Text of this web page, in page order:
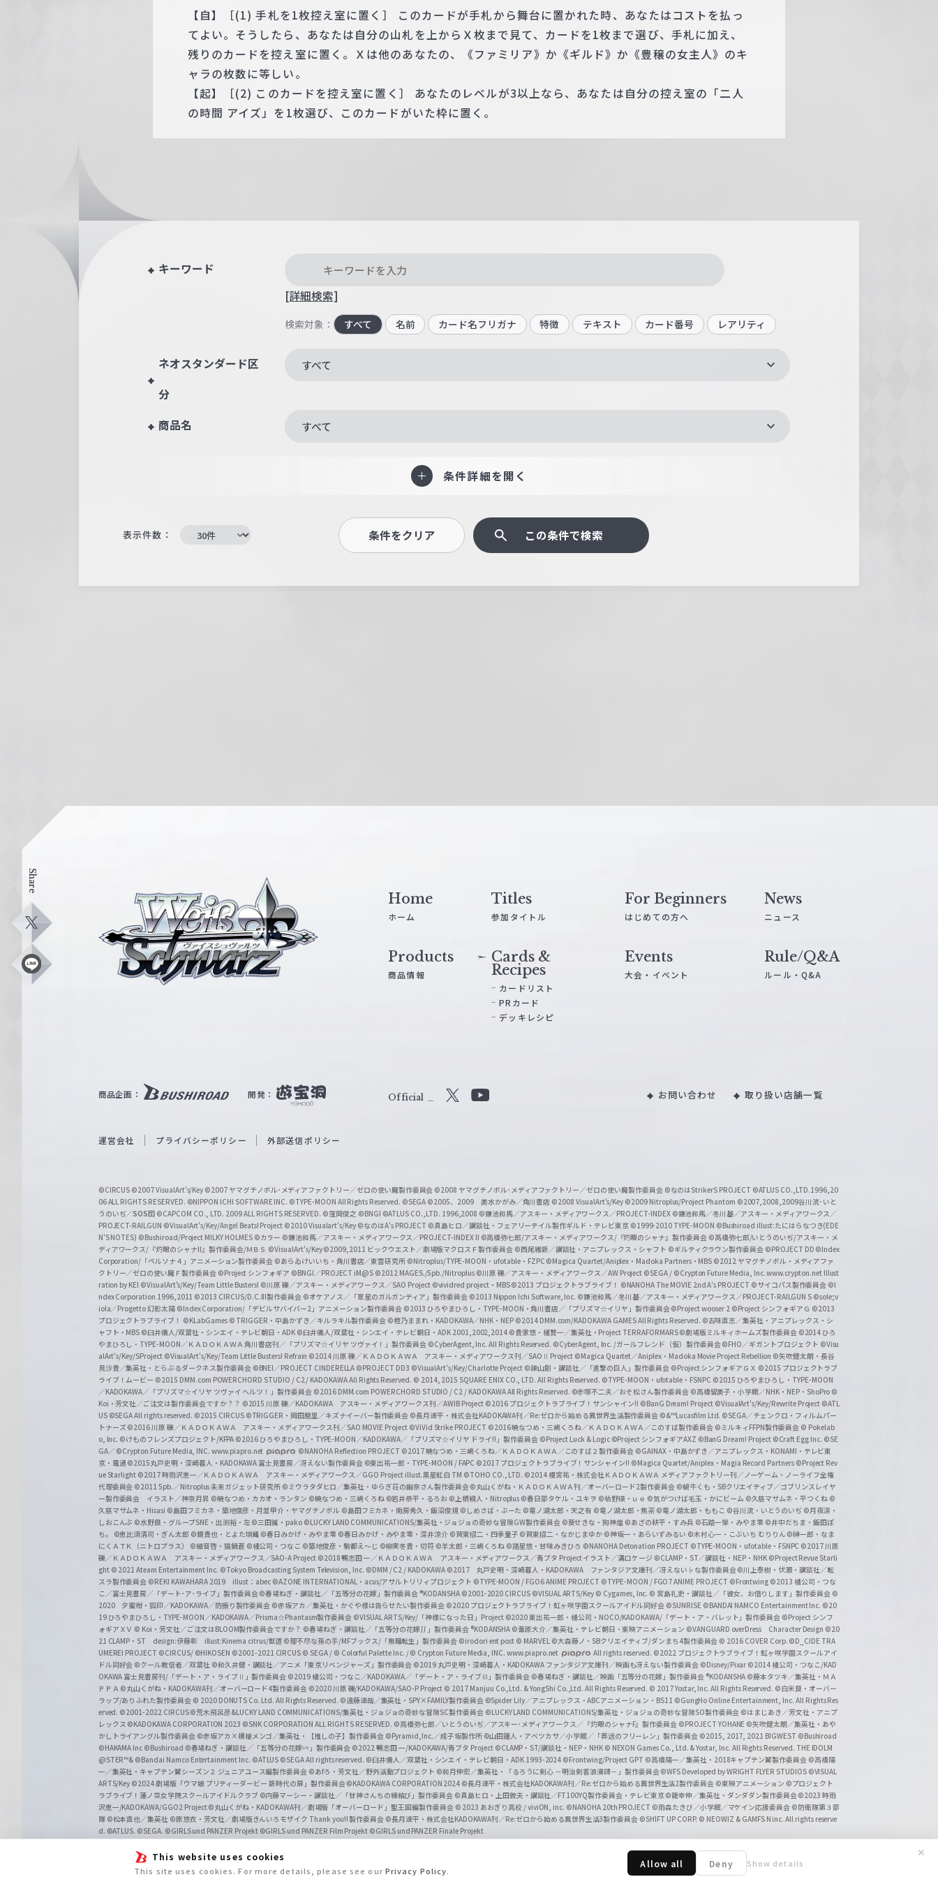
This website uses cookies
This site uses cookies. For more details, please see ourPrivacy Policy.
Allow all Deny Show details
✕
【自】［(1) 手札を1枚控え室に置く］ このカードが手札から舞台に置かれた時、あなたはコストを払っ
てよい。そうしたら、あなたは自分の山札を上からＸ枚まで見て、カードを1枚まで選び、手札に加え、
残りのカードを控え室に置く。Ｘは他のあなたの、《ファミリア》か《ギルド》か《豊穣の女主人》のキ
ャラの枚数に等しい。
【起】［(2) このカードを控え室に置く］ あなたのレベルが3以上なら、あなたは自分の控え室の「二人
の時間 アイズ」を1枚選び、このカードがいた枠に置く。
キーワード
[詳細検索]
検索対象： すべて 名前 カード名フリガナ 特徴 テキスト カード番号 レアリティ
ネオスタンダード区
分
すべて
商品名 すべて
条件詳細を開く
表示件数： 条件をクリア この条件で検索
Share
X
L
ス
W
i
c
h
w
a
r
z
Home
ホーム
Titles
参加タイトル
For Beginners
はじめての方へ
News
ニュース
Products
商品情報
Cards &
Recipes
カードリスト
PRカード
デッキレシピ
Events
大会・イベント
Rule/Q&A
ルール・Q&A
商品企画： 開発： Official
Y
b
e
O
f
f
i
c
i
a
l
C
h
a
n
n
e
l
お問い合わせ 取り扱い店舗一覧
運営会社 プライバシーポリシー 外部送信ポリシー
©CIRCUS ©2007 VisualArt's/Key ©2007 ヤマグチノボル･メディアファクトリー／ゼロの使い魔製作委員会 ©2008 ヤマグチノボル･メディアファクトリー／ゼロの使い魔製作委員会 ©なのはStrikerS PROJECT ©ATLUS CO.,LTD.1996,20
06 ALL RIGHTS RESERVED. ©NIPPON ICHI SOFTWARE INC. ©TYPE-MOON All Rights Reserved. ©SEGA ©2005、2009 美水かがみ／角川書店 ©2008 VisualArt's/Key ©2009 Nitroplus/Project Phantom ©2007,2008,2009谷川流･いと
うのいぢ／SOS団 ©CAPCOM CO., LTD. 2009 ALL RIGHTS RESERVED. ©窪岡俊之 ©BNGI ©ATLUS CO.,LTD. 1996,2008 ©鎌池和馬／アスキー・メディアワークス／PROJECT-INDEX ©鎌池和馬／冬川基／アスキー・メディアワークス／
PROJECT-RAILGUN ©VisualArt's/Key/Angel Beats! Project ©2010 Visualart's/Key ©なのはA's PROJECT ©真島ヒロ／講談社・フェアリーテイル製作ギルド・テレビ東京 ©1999-2010 TYPE-MOON ©Bushiroad illust:たにはらなつき(EDE
N'S NOTES) ©Bushiroad/Project MILKY HOLMES ©カラー ©鎌池和馬／アスキー・メディアワークス／PROJECT-INDEX II ©高橋弥七郎/アスキー・メディアワークス/『灼眼のシャナ』製作委員会 ©高橋弥七郎/いとうのいぢ/アスキー・メ
ディアワークス/『灼眼のシャナII』製作委員会/ＭＢＳ ©VisualArt's/Key©2009,2011 ビックウエスト／劇場版マクロスＦ製作委員会 ©西尾維新／講談社・アニプレックス・シャフト ©ギルティクラウン製作委員会 ©PROJECT DD ©Index
Corporation/「ペルソナ４」アニメーション製作委員会 ©あらゐけいいち・角川書店／東雲研究所 ©Nitroplus/TYPE-MOON・ufotable・FZPC ©Magica Quartet/Aniplex・Madoka Partners・MBS ©2012 ヤマグチノボル・メディアファ
クトリー／ゼロの使い魔Ｆ製作委員会 ©Project シンフォギア ©BNGI／PROJECT iM@S ©2012 MAGES./5pb./Nitroplus ©川原 礫／アスキー・メディアワークス／AW Project ©SEGA / ©Crypton Future Media, Inc. www.crypton.net Illust
ration by KEI ©VisualArt's/Key/Team Little Busters! ©川原 礫／アスキー・メディアワークス／SAO Project ©vividred project・MBS ©2013 プロジェクトラブライブ！ ©NANOHA The MOVIE 2nd A's PROJECT ©サイコパス製作委員会 ©I
ndex Corporation 1996,2011 ©2013 CIRCUS/D.C.III製作委員会 ©オケアノス／「翠星のガルガンティア」製作委員会 ©2013 Nippon Ichi Software, Inc. ©鎌池和馬／冬川基／アスキー・メディアワークス／PROJECT-RAILGUN S ©sole;v
iola／Progetto 幻影太陽 ©Index Corporation/「デビルサバイバー2」アニメーション製作委員会 ©2013 ひろやまひろし・TYPE-MOON・角川書店／「プリズマ☆イリヤ」製作委員会©Project wooser 2 ©Project シンフォギアＧ ©2013
プロジェクトラブライブ！ ©KLabGames © TRIGGER・中島かずき／キルラキル製作委員会 ©橙乃ままれ・KADOKAWA／NHK・NEP ©2014 DMM.com/KADOKAWA GAMES All Rights Reserved. ©古味直志／集英社・アニプレックス・シ
ャフト・MBS ©臼井儀人/双葉社・シンエイ・テレビ朝日・ADK ©臼井儀人/双葉社・シンエイ・テレビ朝日・ADK 2001,2002,2014 ©貴家悠・橘賢一／集英社・Project TERRAFORMARS©劇場版ミルキィホームズ製作委員会 ©2014 ひろ
やまひろし・TYPE-MOON／ＫＡＤＯＫＡＷＡ 角川書店刊／「プリズマ☆イリヤ ツヴァイ！」製作委員会 ©CyberAgent, Inc. All Rights Reserved. ©CyberAgent, Inc. /ガールフレンド（仮）製作委員会©FHO／ギガントプロジェクト ©Visu
alArt's/Key/SProject ©VisualArt's/Key/Team Little Busters! Refrain ©2014 川原 礫／ＫＡＤＯＫＡＷＡ アスキー・メディアワークス刊／SAOⅡ Project ©Magica Quartet／Aniplex・Madoka Movie Project Rebellion ©矢吹健太朗・長谷
見沙貴／集英社・とらぶるダークネス製作委員会 ©BNEI／PROJECT CINDERELLA ©PROJECT DD3 ©VisualArt's/Key/Charlotte Project ©諫山創・講談社／「進撃の巨人」製作委員会 ©Project シンフォギアＧＸ ©2015 プロジェクトラブ
ライブ！ムービー ©2015 DMM.com POWERCHORD STUDIO / C2 / KADOKAWA All Rights Reserved. © 2014, 2015 SQUARE ENIX CO., LTD. All Rights Reserved. ©TYPE-MOON・ufotable・FSNPC ©2015 ひろやまひろし・TYPE-MOON
／KADOKAWA／「プリズマ☆イリヤ ツヴァイ ヘルツ！」製作委員会 ©2016 DMM.com POWERCHORD STUDIO / C2 / KADOKAWA All Rights Reserved. ©赤塚不二夫／おそ松さん製作委員会 ©高橋留美子・小学館／NHK・NEP・ShoPro ©
Koi・芳文社／ご注文は製作委員会ですか？？ ©2015 川原 礫／KADOKAWA アスキー・メディアワークス刊／AWIB Project ©2016 プロジェクトラブライブ！サンシャイン!! ©BanG Dream! Project ©VisualArt's/Key/Rewrite Project ©ATL
US ©SEGA All rights reserved. ©2015 CIRCUS ©TRIGGER・岡田麿里／キズナイーバー製作委員会 ©長月達平・株式会社KADOKAWA刊／Re:ゼロから始める異世界生活製作委員会 ©&™Lucasfilm Ltd. ©SEGA／チェンクロ・フィルムパー
トナーズ©2016 川原 礫／ＫＡＤＯＫＡＷＡ アスキー・メディアワークス刊／SAO MOVIE Project ©ViVid Strike PROJECT ©2016 暁なつめ・三嶋くろね／ＫＡＤＯＫＡＷＡ／このすば製作委員会 ©ミルキィFFPN製作委員会 © Pokelab
o, Inc. ©けものフレンズプロジェクト/KFPA ©2016 ひろやまひろし・TYPE-MOON／KADOKAWA／「プリズマ☆イリヤ ドライ!!」製作委員会 ©Project Luck & Logic ©Project シンフォギアAXZ ©BanG Dream! Project ©Craft Egg Inc. ©SE
GA／ ©Crypton Future Media, INC. www.piapro.net
©NANOHA Reflection PROJECT ©2017 暁なつめ・三嶋くろね／ＫＡＤＯＫＡＷＡ／このすば２製作委員会 ©GAINAX・中島かずき／アニプレックス・KONAMI・テレビ東
京・電通 ©2015丸戸史明・深崎暮人・KADOKAWA 富士見書房／冴えない製作委員会 ©東出祐一郎・TYPE-MOON / FAPC ©2017 プロジェクトラブライブ！サンシャイン!! ©Magica Quartet/Aniplex・Magia Record Partners ©Project Rev
ue Starlight ©2017 時雨沢恵一／ＫＡＤＯＫＡＷＡ アスキー・メディアワークス／GGO Project illust.黒星紅白 TM ©TOHO CO., LTD. ©2014 榎宮祐・株式会社ＫＡＤＯＫＡＷＡ メディアファクトリー刊／ノーゲーム・ノーライフ全権
代理委員会 ©2011 5pb.／Nitroplus 未来ガジェット研究所 ©ミウラタダヒロ／集英社・ゆらぎ荘の幽奈さん製作委員会©丸山くがね・ＫＡＤＯＫＡＷＡ刊／オーバーロード2製作委員会 ©蝸牛くも・SBクリエイティブ／ゴブリンスレイヤ
ー製作委員会 イラスト／神奈月昇 ©暁なつめ・カカオ・ランタン ©暁なつめ・三嶋くろね ©岩井恭平・るろお ©上栖綴人・Nitroplus ©春日部タケル・ユキヲ ©枯野瑛・ｕｅ ©気がつけば毛玉・かにビーム ©久慈マサムネ・平つくね ©
久慈マサムネ・Hisasi ©島田フミカネ・築地俊彦・月並甲介・ヤマグチノボル ©島田フミカネ・南房秀久・飯沼俊規 ©しめさば・ぶーた ©竜ノ湖太郎・天之有 ©竜ノ湖太郎・焦茶 ©竜ノ湖太郎・ももこ ©谷川流・いとうのいぢ ©月夜涙・
しおこんぶ ©水野良・グループSNE・出渕裕・左©三田誠・pako ©LUCKY LAND COMMUNICATIONS/集英社・ジョジョの奇妙な冒険GW製作委員会 ©葵せきな・狗神煌 ©あざの耕平・すみ兵 ©石踏一榮・みやま零 ©井中だちま・飯田ぽ
ち。
©恵比須清司・ぎん太郎 ©鏡貴也・とよた瑣織 ©春日みかげ・みやま零 ©春日みかげ・みやま零・深井涼介 ©賀東招二・四季童子 ©賀東招二・なかじまゆか ©神坂一・あらいずみるい ©木村心一・こぶいち むりりん ©榊一郎・なま
にくＡＴＫ（ニトロプラス） ©細音啓・猫鍋蒼 ©橘公司・つなこ ©築地俊彦・駒都え～じ ©柳実冬貴・切符 ©羊太郎・三嶋くろね ©諸星悠・甘味みきひろ ©NANOHA Detonation PROJECT ©TYPE-MOON・ufotable・FSNPC ©2017 川原
礫／ＫＡＤＯＫＡＷＡ アスキー・メディアワークス／SAO-A Project ©2018 鴨志田 一／ＫＡＤＯＫＡＷＡ アスキー・メディアワークス／青ブタ Project イラスト／溝口ケージ ©CLAMP・ST／講談社・NEP・NHK ©Project Revue Starli
ght © 2021 Ateam Entertainment Inc. ©Tokyo Broadcasting System Television, Inc. ©DMM / C2 / KADOKAWA ©2017 丸戸史明・深崎暮人・KADOKAWA ファンタジア文庫刊／冴えない♭な製作委員会©川上泰樹・伏瀬・講談社／転
スラ製作委員会 ©REKI KAWAHARA 2019 illust：abec ©AZONE INTERNATIONAL・acus/アサルトリリィプロジェクト ©TYPE-MOON / FGO6 ANIME PROJECT ©TYPE-MOON / FGO7 ANIME PROJECT ©Frontwing ©2013 橘公司・つな
こ／富士見書房／「デート･ア･ライブ」製作委員会©春場ねぎ・講談社／「五等分の花嫁」製作委員会 ®KODANSHA ©2001-2020 CIRCUS ©VISUAL ARTS/Key © Cygames, Inc. © 宮島礼吏・講談社／「彼女、お借りします」製作委員会 ©
2020 夕蜜柑・狐印／KADOKAWA／防振り製作委員会 ©赤坂アカ／集英社・かぐや様は告らせたい製作委員会 ©2020 プロジェクトラブライブ！虹ヶ咲学園スクールアイドル同好会 ©SUNRISE ©BANDAI NAMCO Entertainment Inc. ©20
19 ひろやまひろし・TYPE-MOON／KADOKAWA／Prisma☆Phantasm製作委員会 ©VISUAL ARTS/Key/「神様になった日」Project ©2020 東出祐一郎・橘公司・NOCO/KADOKAWA/「デート・ア・バレット」製作委員会 ©Project シンフ
ォギアＸＶ © Koi・芳文社／ご注文はBLOOM製作委員会ですか？ ©春場ねぎ・講談社／「五等分の花嫁∬」製作委員会 ®KODANSHA ©葦原大介／集英社・テレビ朝日・東映アニメーション ©VANGUARD overDress Character Design ©20
21 CLAMP・ST design:伊藤彰 illust:Kinema citrus/獣道 ©理不尽な孫の手/MFブックス/「無職転生」製作委員会 ©irodori ent post © MARVEL ©大森藤ノ・SBクリエイティブ/ダンまち4製作委員会 © 2016 COVER Corp. ©D_CIDE TRA
UMEREI PROJECT ©CIRCUS/ ©HIKOSEN ©2001-2021 CIRCUS © SEGA / © Colorful Palette Inc. / © Crypton Future Media, INC. www.piapro.net All rights reserved. ©2022 プロジェクトラブライブ！虹ヶ咲学園スクールアイ
ドル同好会 ©クール教信者／双葉社 ©和久井健・講談社／アニメ「東京リベンジャーズ」製作委員会 ©2019 丸戸史明・深崎暮人・KADOKAWA ファンタジア文庫刊／映画も冴えない製作委員会 ©Disney/Pixar ©2014 橘公司・つなこ/KAD
OKAWA 富士見書房刊/「デート・ア・ライブⅡ」製作委員会 ©2019 橘公司・つなこ／KADOKAWA／「デート・ア・ライブⅢ」製作委員会 ©春場ねぎ・講談社／映画「五等分の花嫁」製作委員会 ®KODANSHA ©藤本タツキ／集英社・ＭＡ
ＰＰＡ ©丸山くがね・KADOKAWA刊／オーバーロード4製作委員会 ©2020 川原 礫/KADOKAWA/SAO-P Project © 2017 Manjuu Co.,Ltd. & YongShi Co.,Ltd. All Rights Reserved. © 2017 Yostar, Inc. All Rights Reserved. ©白米良・オーバー
ラップ/ありふれた製作委員会 © 2020 DONUTS Co. Ltd. All Rights Reserved. ©遠藤達哉／集英社・SPY×FAMILY製作委員会 ©Spider Lily／アニプレックス・ABCアニメーション・BS11 ©GungHo Online Entertainment, Inc. All Rights Res
erved. ©2001-2022 CIRCUS©荒木飛呂彦&LUCKY LAND COMMUNICATIONS/集英社・ジョジョの奇妙な冒険SC製作委員会 ©LUCKY LAND COMMUNICATIONS/集英社・ジョジョの奇妙な冒険SO製作委員会 ©はまじあき／芳文社・アニプ
レックス ©KADOKAWA CORPORATION 2023 ©SNK CORPORATION ALL RIGHTS RESERVED. ©高橋弥七郎／いとうのいぢ／アスキー･メディアワークス／『灼眼のシャナF』製作委員会 ©PROJECT YOHANE ©矢吹健太朗／集英社・あや
かしトライアングル製作委員会 ©赤坂アカ×横槍メンゴ／集英社・【推しの子】製作委員会 ©Pyramid,Inc.／成子坂製作所 ©山田鐘人・アベツカサ／小学館／「葬送のフリーレン」製作委員会 ©2015, 2017, 2021 BIGWEST ©Bushiroad
©HAKAMA Inc ©Bushiroad ©春場ねぎ・講談社／「五等分の花嫁∽」製作委員会 ©2022 鴨志田 一/KADOKAWA/青ブタ Project ©CLAMP・ST/講談社・NEP・NHK © NEXON Games Co., Ltd. & Yostar, Inc. All Rights Reserved. THE IDOLM
@STER™& ©Bandai Namco Entertainment Inc. ©ATLUS ©SEGA All rights reserved. ©臼井儀人／双葉社・シンエイ・テレビ朝日・ADK 1993-2024 ©Frontwing/Project GPT ©高橋陽一／集英社・2018キャプテン翼製作委員会 ©高橋陽
一／集英社・キャプテン翼シーズン２ ジュニアユース編製作委員会 ©あfろ・芳文社／野外活動プロジェクト ©和月伸宏／集英社・「るろうに剣心 －明治剣客浪漫譚－」製作委員会©WFS Developed by WRIGHT FLYER STUDIOS ©VISUAL
ARTS/Key ©2024 劇場版「ウマ娘 プリティーダービー 新時代の扉」製作委員会©KADOKAWA CORPORATION 2024 ©長月達平・株式会社KADOKAWA刊／Re:ゼロから始める異世界生活2製作委員会 ©東映アニメーション ©プロジェクト
ラブライブ！蓮ノ空女学院スクールアイドルクラブ ©内藤マーシー・講談社／「甘神さんちの縁結び」製作委員会 ©真島ヒロ・上田敦夫・講談社／FT100YQ製作委員会・テレビ東京©龍幸伸／集英社・ダンダダン製作委員会©2023 時雨
沢恵一/KADOKAWA/GGO2 Project©丸山くがね・KADOKAWA刊／劇場版「オーバーロード」聖王国編製作委員会 © 2023 あおぎり高校 / viviON, inc. ©NANOHA 20th PROJECT ©雨森たきび／小学館／マケイン応援委員会 ©防衛隊第３部
隊 ©松本直也／集英社 ©原悠衣・芳文社／劇場版きんいろモザイク Thank you!! 製作委員会 ©長月達平・株式会社KADOKAWA刊／Re:ゼロから始める異世界生活3製作委員会 ©SHIFT UP CORP. © NEOWIZ & GAMFS N inc. All rights reserve
d. ©ATLUS. ©SEGA. ©GIRLS und PANZER Projekt ©GIRLS und PANZER Film Projekt ©GIRLS und PANZER Finale Projekt